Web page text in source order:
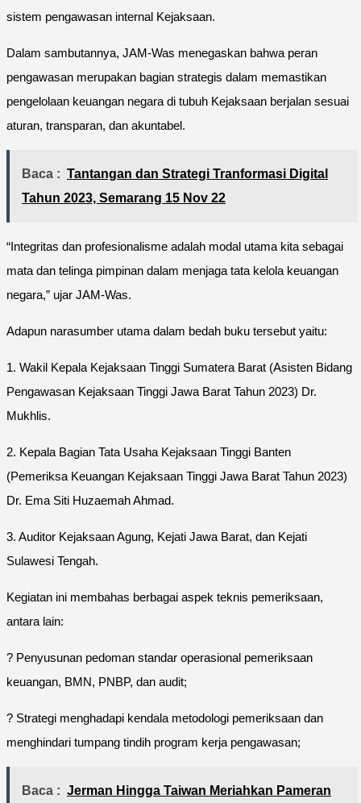
sistem pengawasan internal Kejaksaan.
Dalam sambutannya, JAM-Was menegaskan bahwa peran
pengawasan merupakan bagian strategis dalam memastikan
pengelolaan keuangan negara di tubuh Kejaksaan berjalan sesuai
aturan, transparan, dan akuntabel.
Baca : Tantangan dan Strategi Tranformasi Digital
Tahun 2023, Semarang 15 Nov 22
“Integritas dan profesionalisme adalah modal utama kita sebagai
mata dan telinga pimpinan dalam menjaga tata kelola keuangan
negara,” ujar JAM-Was.
Adapun narasumber utama dalam bedah buku tersebut yaitu:
1. Wakil Kepala Kejaksaan Tinggi Sumatera Barat (Asisten Bidang
Pengawasan Kejaksaan Tinggi Jawa Barat Tahun 2023) Dr.
Mukhlis.
2. Kepala Bagian Tata Usaha Kejaksaan Tinggi Banten
(Pemeriksa Keuangan Kejaksaan Tinggi Jawa Barat Tahun 2023)
Dr. Ema Siti Huzaemah Ahmad.
3. Auditor Kejaksaan Agung, Kejati Jawa Barat, dan Kejati
Sulawesi Tengah.
Kegiatan ini membahas berbagai aspek teknis pemeriksaan,
antara lain:
? Penyusunan pedoman standar operasional pemeriksaan
keuangan, BMN, PNBP, dan audit;
? Strategi menghadapi kendala metodologi pemeriksaan dan
menghindari tumpang tindih program kerja pengawasan;
Baca : Jerman Hingga Taiwan Meriahkan Pameran